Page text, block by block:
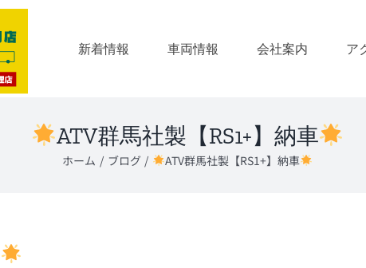
新着情報 車両情報 会社案内 ア
ATV群馬社製【RS1+】納車
ホーム ブログ ATV群馬社製【RS1+】納車